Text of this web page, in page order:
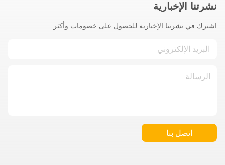
نشرتنا الإخبارية
اشترك في نشرتنا الإخبارية للحصول على خصومات وأكثر.
اتصل بنا